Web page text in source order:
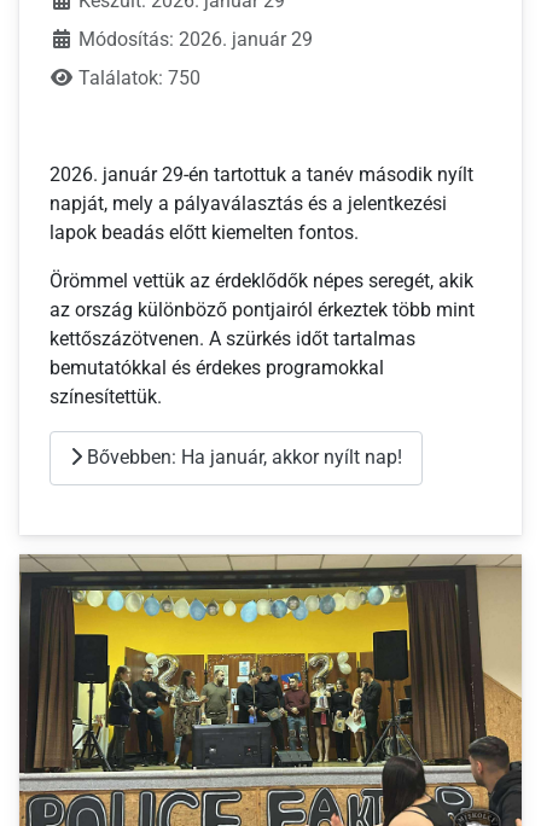
Módosítás: 2026. január 29
Találatok: 750
2026. január 29-én tartottuk a tanév második nyílt
napját, mely a pályaválasztás és a jelentkezési
lapok beadás előtt kiemelten fontos.
Örömmel vettük az érdeklődők népes seregét, akik
az ország különböző pontjairól érkeztek több mint
kettőszázötvenen. A szürkés időt tartalmas
bemutatókkal és érdekes programokkal
színesítettük.
Bővebben: Ha január, akkor nyílt nap!